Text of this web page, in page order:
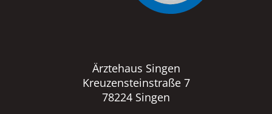
Ärztehaus Singen
Kreuzensteinstraße 7
78224 Singen